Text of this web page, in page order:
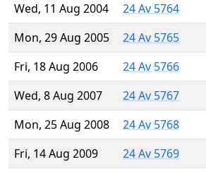
Wed, 11 Aug 2004
24 Av 5764
Mon, 29 Aug 2005
24 Av 5765
Fri, 18 Aug 2006
24 Av 5766
Wed, 8 Aug 2007
24 Av 5767
Mon, 25 Aug 2008
24 Av 5768
Fri, 14 Aug 2009
24 Av 5769